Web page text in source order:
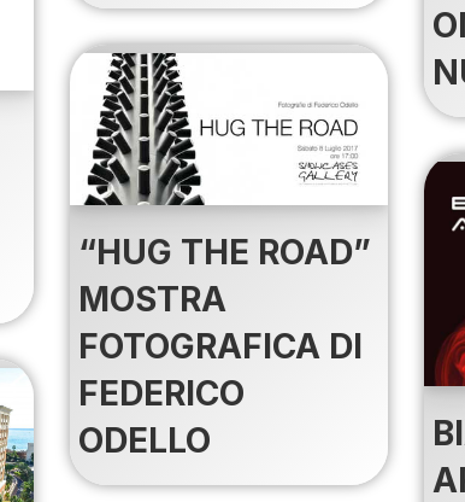
“HUG THE ROAD”
MOSTRA
FOTOGRAFICA DI
FEDERICO
ODELLO